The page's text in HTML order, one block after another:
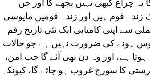
یہ چراغ کبھی نہیں بجھے گا اور جن
قوم ہیں اور زندہ قومیں مایوسی
سے اپنی کامیابی ایک نئی تاریخ رقم
ہونے کی ضرورت نہیں ہے جو حالات
ہے، اور وہ دن بھی آئے گا جب امن،
کا سورج غروب ہو جائے گا، کیونکہ